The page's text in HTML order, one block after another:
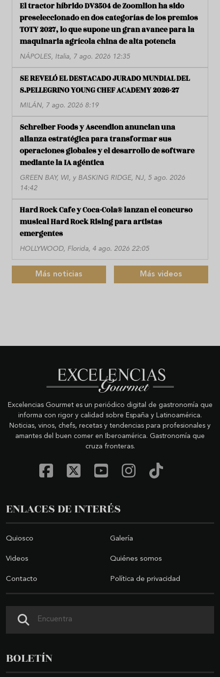
El tractor híbrido DV3504 de Zoomlion ha sido
preseleccionado en dos categorías de los premios
TOTY 2027, lo que supone un gran avance para la
maquinaria agrícola china de alta potencia
NÁPOLES, Italia, 7 ago. 2026 12:35
SE REVELÓ EL DESTACADO JURADO MUNDIAL DEL
S.PELLEGRINO YOUNG CHEF ACADEMY 2026-27
MILÁN, 7 ago. 2026 8:19
Schreiber Foods y Ascendion anuncian una
alianza estratégica para transformar sus
operaciones globales y el desarrollo de software
mediante la IA agéntica
GREEN BAY, WI, y BASKING RIDGE, NJ, 5 ago. 2026
14:42
Hard Rock Cafe y Coca-Cola® lanzan el concurso
musical Hard Rock Rising para artistas
emergentes
HOLLYWOOD, Florida, 4 ago. 2026 22:05
Más noticias Más videos
Excelencias Gourmet es un periódico digital de gastronomía que
informa con rigor y calidad sobre España y Latinoamérica.
Noticias, vinos, chefs, recetas y tendencias para profesionales y
amantes del buen comer en Iberoamérica. Gastronomía que
cruza fronteras.
ENLACES DE INTERÉS
Quiosco Galería
Videos Quiénes somos
Contacto Política de privacidad
BOLETÍN